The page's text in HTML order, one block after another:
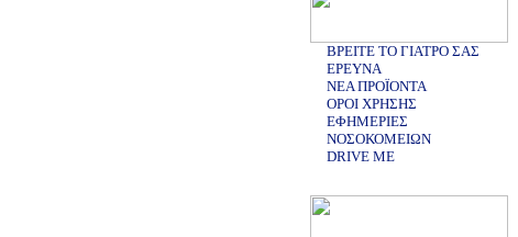
ΒΡΕΙΤΕ ΤΟ ΓΙΑΤΡΟ ΣΑΣ
ΕΡΕΥΝΑ
ΝΕΑ ΠΡΟΪΟΝΤΑ
ΟΡΟΙ ΧΡΗΣΗΣ
ΕΦΗΜΕΡΙΕΣ
ΝΟΣΟΚΟΜΕΙΩΝ
DRIVE ME